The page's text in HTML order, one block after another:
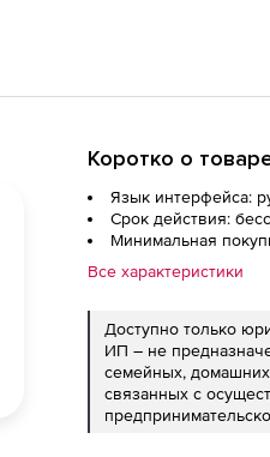
Коротко о
Язык интерфейса:
Срок действия:
Минимальная
Все характеристики
Доступно только
ИП – не
семейных,
связанных с